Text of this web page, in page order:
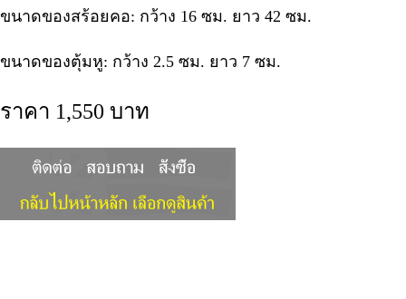
ขนาดของสร้อยคอ: กว้าง 16 ซม. ยาว 42 ซม.
ขนาดของตุ้มหู: กว้าง 2.5 ซม. ยาว 7 ซม.
ราคา 1,550 บาท